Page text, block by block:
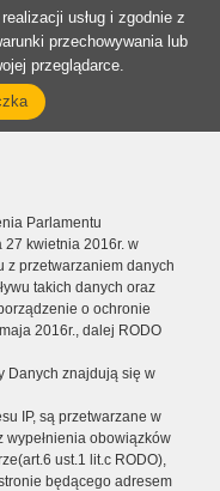
usług i zgodnie z
przechowywania lub
przeglądarce.
Parlamentu
27 kwietnia 2016r. w
z przetwarzaniem danych
takich danych oraz
o ochronie
2016r., dalej RODO
Danych znajdują się w
IP, są przetwarzane w
obowiązków
ust.1 lit.c RODO),
będącego adresem